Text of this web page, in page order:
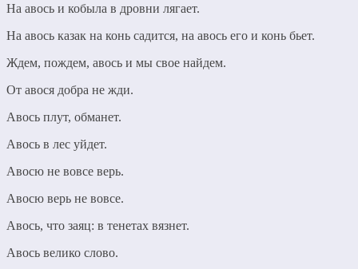
На авось и кобыла в дровни лягает.
На авось казак на конь садится, на авось его и конь бьет.
Ждем, пождем, авось и мы свое найдем.
От авося добра не жди.
Авось плут, обманет.
Авось в лес уйдет.
Авосю не вовсе верь.
Авосю верь не вовсе.
Авось, что заяц: в тенетах вязнет.
Авось велико слово.